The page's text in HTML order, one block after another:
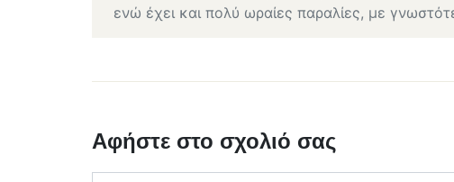
ενώ έχει και πολύ ωραίες παραλίες, με
Αφήστε στο σχολιό σας